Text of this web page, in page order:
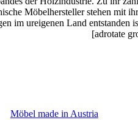
Möbelhersteller stehen
im ureigenen Land entstanden
[adrotate
Möbel made in Austria